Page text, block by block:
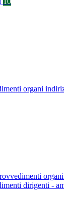
organi
dirigenti -